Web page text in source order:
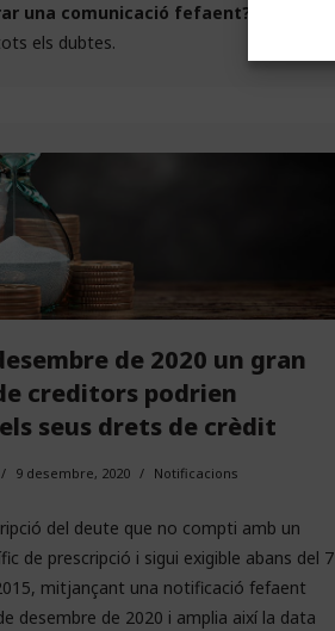
una comunicació fefaent?
els dubtes.
de 2020 un gran
creditors podrien
seus drets de crèdit
9 desembre, 2020 Notificacions
del deute que no compti amb un
de prescripció i sigui exigible abans del 7
mitjançant una notificació fefaent
desembre de 2020 i amplia així la data